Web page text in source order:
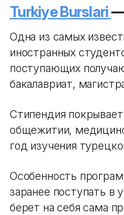
Turkiye Burslari—
Одна из самых
иностранных
поступающих
бакалавриат,
Стипендия
общежитии,
год изучения
Особенность
заранее поступать в
берет на себя сама